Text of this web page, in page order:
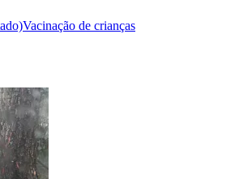
Vacinação de crianças